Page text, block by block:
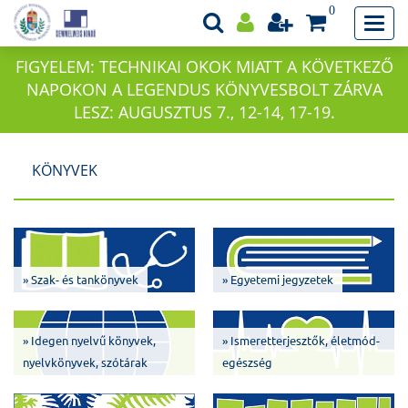
0
FIGYELEM: TECHNIKAI OKOK MIATT A KÖVETKEZŐ
NAPOKON A LEGENDUS KÖNYVESBOLT ZÁRVA
LESZ: AUGUSZTUS 7., 12-14, 17-19.
KÖNYVEK
» Szak- és tankönyvek » Egyetemi jegyzetek
» Idegen nyelvű könyvek,
nyelvkönyvek, szótárak
» Ismeretterjesztők, életmód-
egészség